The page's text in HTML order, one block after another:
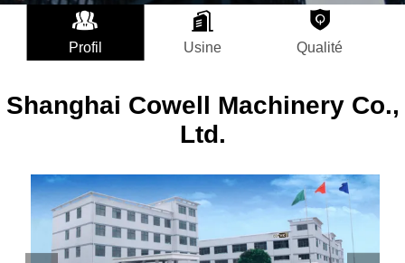
Profil Usine Qualité
Shanghai Cowell Machinery Co.,
Ltd.